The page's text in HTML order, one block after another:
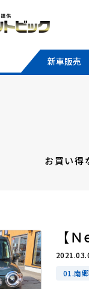
新車販売
お買い得
【
01.南